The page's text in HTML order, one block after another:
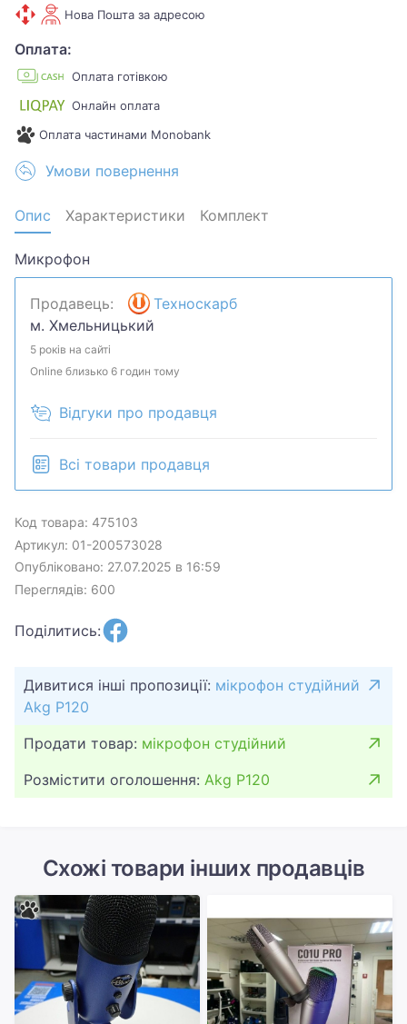
Нова Пошта за адресою
Оплата:
Оплата готівкою
Онлайн оплата
Оплата частинами Monobank
Умови повернення
Опис Характеристики Комплект
Микрофон
Продавець:
Техноскарб
м. Хмельницький
5 років на сайті
Online близько 6 годин тому
Відгуки про продавця
Всі товари продавця
Код товара: 475103
Артикул: 01-200573028
Опубліковано: 27.07.2025 в 16:59
Переглядів: 600
Поділитись:
Дивитися інші пропозиції: мікрофон студійний
Akg P120
Продати товар: мікрофон студійний
Розмістити оголошення: Akg P120
Схожі товари інших продавців